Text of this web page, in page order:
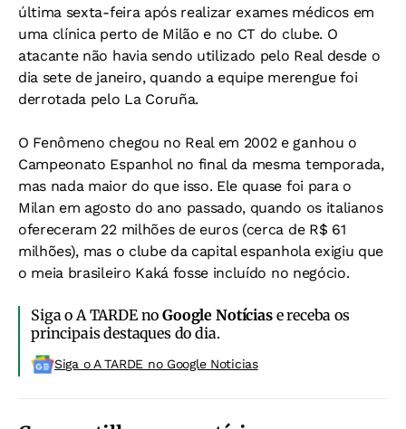
última sexta-feira após realizar exames médicos em
uma clínica perto de Milão e no CT do clube. O
atacante não havia sendo utilizado pelo Real desde o
dia sete de janeiro, quando a equipe merengue foi
derrotada pelo La Coruña.
O Fenômeno chegou no Real em 2002 e ganhou o
Campeonato Espanhol no final da mesma temporada,
mas nada maior do que isso. Ele quase foi para o
Milan em agosto do ano passado, quando os italianos
ofereceram 22 milhões de euros (cerca de R$ 61
milhões), mas o clube da capital espanhola exigiu que
o meia brasileiro Kaká fosse incluído no negócio.
Siga o A TARDE noGoogle Notíciase receba os
principais destaques do dia.
Siga o A TARDE no Google Noticias